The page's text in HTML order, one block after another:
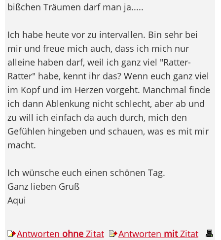
bißchen Träumen darf man ja.....
Ich habe heute vor zu intervallen. Bin sehr bei
mir und freue mich auch, dass ich mich nur
alleine haben darf, weil ich ganz viel "Ratter-
Ratter" habe, kennt ihr das? Wenn euch ganz viel
im Kopf und im Herzen vorgeht. Manchmal finde
ich dann Ablenkung nicht schlecht, aber ab und
zu will ich einfach da auch durch, mich den
Gefühlen hingeben und schauen, was es mit mir
macht.
Ich wünsche euch einen schönen Tag.
Ganz lieben Gruß
Aqui
Antworten ohne Zitat Antworten mitZitat